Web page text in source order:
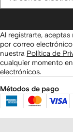
Al registrarte,
por correo
nuestra Política de
cualquier momento
electrónicos.
Métodos de pago